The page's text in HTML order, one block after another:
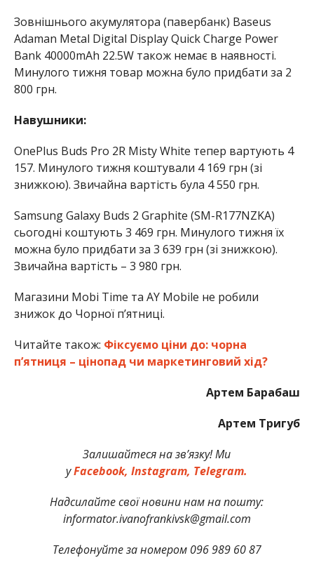
Зовнішнього акумулятора (павербанк) Baseus
Adaman Metal Digital Display Quick Charge Power
Bank 40000mAh 22.5W також немає в наявності.
Минулого тижня товар можна було придбати за 2
800 грн.
Навушники:
OnePlus Buds Pro 2R Misty White тепер вартують 4
157. Минулого тижня коштували 4 169 грн (зі
знижкою). Звичайна вартість була 4 550 грн.
Samsung Galaxy Buds 2 Graphite (SM-R177NZKA)
сьогодні коштують 3 469 грн. Минулого тижня їх
можна було придбати за 3 639 грн (зі знижкою).
Звичайна вартість – 3 980 грн.
Магазини Mobi Time та AY Mobile не робили
знижок до Чорної п’ятниці.
Читайте також: Фіксуємо ціни до: чорна
п’ятниця – цінопад чи маркетинговий хід?
Артем Барабаш
Артем Тригуб
Залишайтеся на зв’язку! Ми
уFacebook, Instagram, Telegram.
Надсилайте свої новини нам на пошту:
informator.ivanofrankivsk@gmail.com
Телефонуйте за номером 096 989 60 87